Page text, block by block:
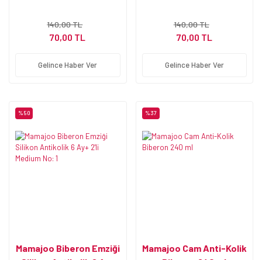
140,00 TL
70,00 TL
Gelince Haber Ver
140,00 TL
70,00 TL
Gelince Haber Ver
%50
Mamajoo Biberon Emziği
%37
Mamajoo Cam Anti-Kolik